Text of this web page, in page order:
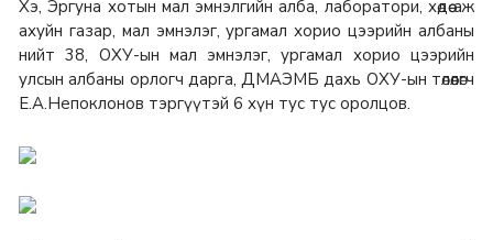
Хэ, Эргуна хотын мал эмнэлгийн алба, лаборатори, хөдөө аж
ахуйн газар, мал эмнэлэг, ургамал хорио цээрийн албаны
нийт 38, ОХУ-ын мал эмнэлэг, ургамал хорио цээрийн
улсын албаны орлогч дарга, ДМАЭМБ дахь ОХУ-ын төлөөлөгч
Е.А.Непоклонов тэргүүтэй 6 хүн тус тус оролцов.